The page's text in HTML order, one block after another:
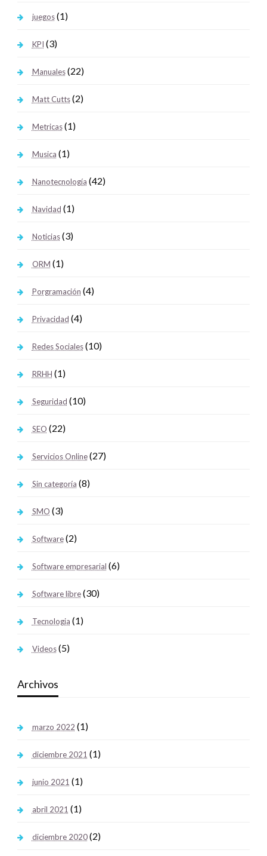
juegos(1)
KPI (3)
Manuales(22)
Matt Cutts(2)
Metricas(1)
Musica (1)
Nanotecnología (42)
Navidad (1)
Noticias(3)
ORM (1)
Porgramación (4)
Privacidad (4)
Redes Sociales(10)
RRHH (1)
Seguridad (10)
SEO (22)
Servicios Online(27)
Sin categoría (8)
SMO (3)
Software(2)
Software empresarial (6)
Software libre(30)
Tecnologia (1)
Videos(5)
Archivos
marzo 2022 (1)
diciembre 2021 (1)
junio 2021 (1)
abril 2021 (1)
diciembre 2020(2)